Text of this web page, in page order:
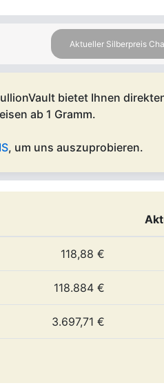
Aktueller Silberpreis
bietet Ihnen
ab 1 Gramm.
, um uns auszuprobieren.
118,88 €
118.884 €
3.697,71 €